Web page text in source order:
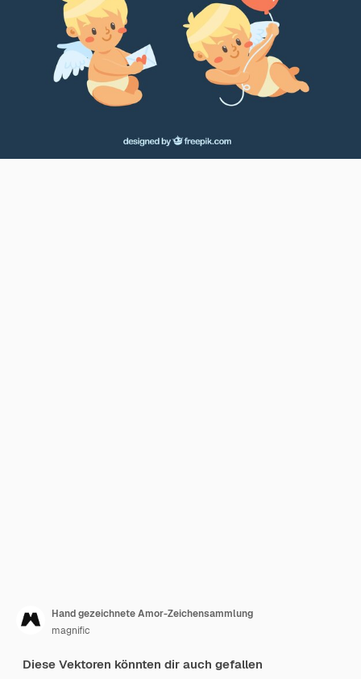
Hand gezeichnete Amor-Zeichensammlung
magnific
Diese Vektoren könnten dir auch gefallen